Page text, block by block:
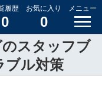
履歴
0
お気に入り
0
メニュー
スタッフブ
ブル対策